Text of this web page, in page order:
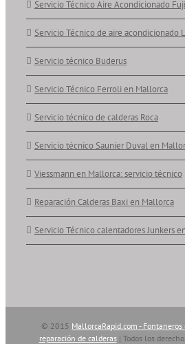
Servicio Técnico Aire Acondicionado
Servicio Técnico de aire acondicionado
Servicio técnico Buderus
Servicio Técnico Ferroli en Mallorca
Servicio técnico de calderas Roca
Servicio técnico Saunier Duval en
Viessmann en Mallorca: servicio técnico
Reparación Calderas Baxi en Mallorca
Servicio Técnico calentadores Junkers
© 2015 MallorcaRapid.com -
reparación de calderas| Todos los